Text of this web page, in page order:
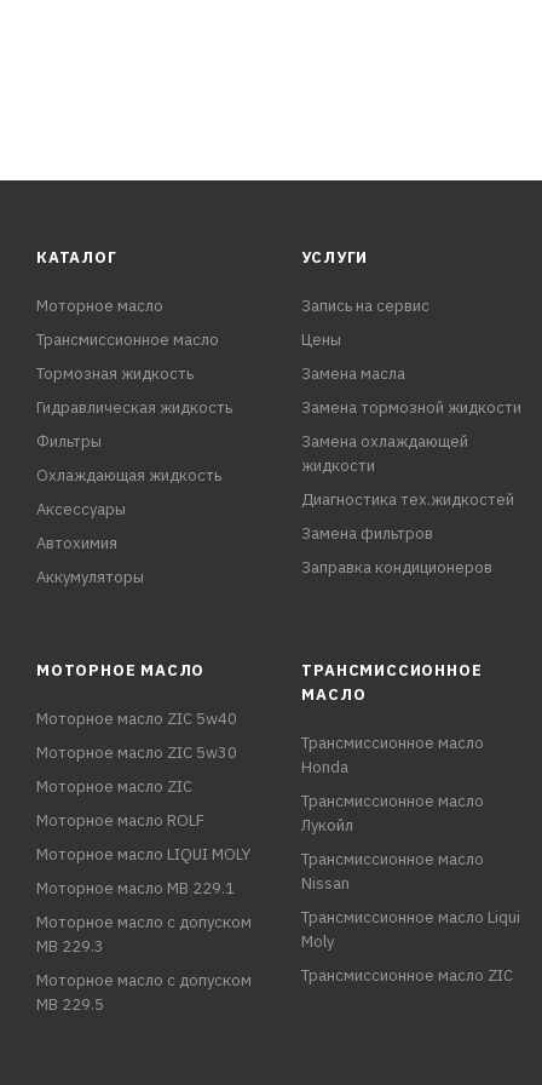
КАТАЛОГ
Моторное масло
Трансмиссионное масло
Тормозная жидкость
Гидравлическая жидкость
Фильтры
Охлаждающая жидкость
Аксессуары
Автохимия
Аккумуляторы
УСЛУГИ
Запись на сервис
Цены
Замена масла
Замена тормозной жидкости
Замена охлаждающей
жидкости
Диагностика тех.жидкостей
Замена фильтров
Заправка кондиционеров
МОТОРНОЕ МАСЛО
Моторное масло ZIC 5w40
Моторное масло ZIC 5w30
Моторное масло ZIC
Моторное масло ROLF
Моторное масло LIQUI MOLY
Моторное масло MB 229.1
Моторное масло с допуском
MB 229.3
Моторное масло с допуском
MB 229.5
ТРАНСМИССИОННОЕ
МАСЛО
Трансмиссионное масло
Honda
Трансмиссионное масло
Лукойл
Трансмиссионное масло
Nissan
Трансмиссионное масло Liqui
Moly
Трансмиссионное масло ZIC